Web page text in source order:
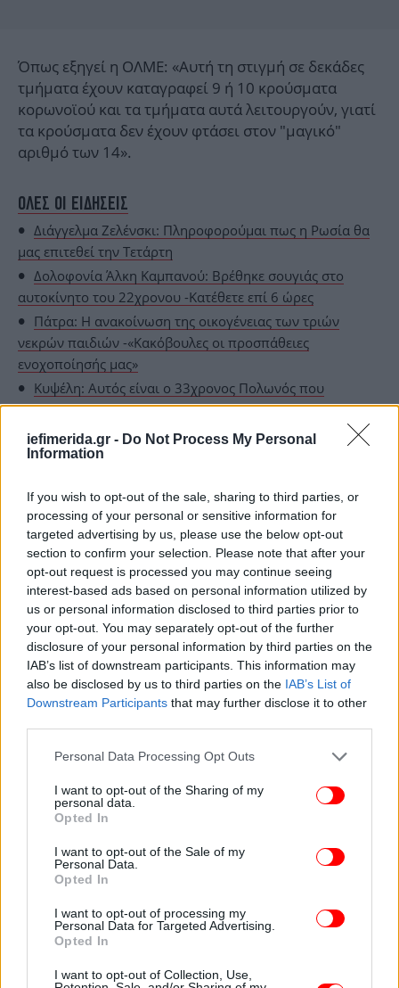
iefimerida.gr - Do Not Process My Personal
Information
If you wish to opt-out of the sale, sharing to third parties, or
processing of your personal or sensitive information for
targeted advertising by us, please use the below opt-out
section to confirm your selection. Please note that after your
opt-out request is processed you may continue seeing
interest-based ads based on personal information utilized by
us or personal information disclosed to third parties prior to
your opt-out. You may separately opt-out of the further
disclosure of your personal information by third parties on the
IAB’s list of downstream participants. This information may
also be disclosed by us to third parties on the IAB’s List of
Downstream Participants that may further disclose it to other
Please note that this website/app uses one or more Google
not limited to your visit or usage behaviour. You may click to
grant or deny consent to Google and its third-party tags to
use your data for below specified purposes in below Google
consent section.
Personal Data Processing Opt Outs
I want to opt-out of the Sharing of my
personal data.
Opted In
I want to opt-out of the Sale of my
Personal Data.
Opted In
I want to opt-out of processing my
Personal Data for Targeted Advertising.
Opted In
I want to opt-out of Collection, Use,
Όπως εξηγεί η ΟΛΜΕ: «Αυτή τη στιγμή σε δεκάδες
τμήματα έχουν καταγραφεί 9 ή 10 κρούσματα
κορωνοϊού και τα τμήματα αυτά λειτουργούν, γιατί
τα κρούσματα δεν έχουν φτάσει στον "μαγικό"
αριθμό των 14».
ΟΛΕΣ ΟΙ ΕΙΔΗΣΕΙΣ
Διάγγελμα Ζελένσκι: Πληροφορούμαι πως η Ρωσία θα
μας επιτεθεί την Τετάρτη
Δολοφονία Άλκη Καμπανού: Βρέθηκε σουγιάς στο
αυτοκίνητο του 22χρονου -Κατέθετε επί 6 ώρες
Πάτρα: Η ανακοίνωση της οικογένειας των τριών
νεκρών παιδιών -«Κακόβουλες οι προσπάθειες
ενοχοποίησής μας»
Κυψέλη: Αυτός είναι ο 33χρονος Πολωνός που
δολοφόνησε τον 7χρονο Ανδρέα [βίντεο]
Αυτά είναι τα μέλη της εγκληματικής οργάνωσης που
ρήμαζαν σπίτια σε Αττική-Κορινθία
ΠΕΡΙΣΣΟΤΕΡΑ ΒΙΝΤΕΟ